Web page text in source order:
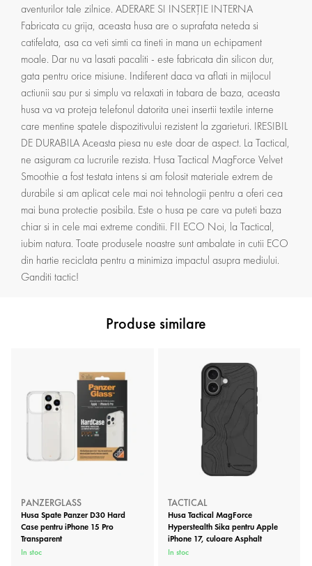
aventurilor tale zilnice. ADERARE SI INSERȚIE INTERNA
Fabricata cu grija, aceasta husa are o suprafata neteda si
catifelata, asa ca veti simti ca tineti in mana un echipament
moale. Dar nu va lasati pacaliti - este fabricata din silicon dur,
gata pentru orice misiune. Indiferent daca va aflati in mijlocul
actiunii sau pur si simplu va relaxati in tabara de baza, aceasta
husa va va proteja telefonul datorita unei insertii textile interne
care mentine spatele dispozitivului rezistent la zgarieturi. IRESIBIL
DE DURABILA Aceasta piesa nu este doar de aspect. La Tactical,
ne asiguram ca lucrurile rezista. Husa Tactical MagForce Velvet
Smoothie a fost testata intens si am folosit materiale extrem de
durabile si am aplicat cele mai noi tehnologii pentru a oferi cea
mai buna protectie posibila. Este o husa pe care va puteti baza
chiar si in cele mai extreme conditii. FII ECO Noi, la Tactical,
iubim natura. Toate produsele noastre sunt ambalate in cutii ECO
din hartie reciclata pentru a minimiza impactul asupra mediului.
Ganditi tactic!
Produse similare
PANZERGLASS
Husa Spate Panzer D30 Hard
Case pentru iPhone 15 Pro
Transparent
In stoc
TACTICAL
Husa Tactical MagForce
Hyperstealth Sika pentru Apple
iPhone 17, culoare Asphalt
In stoc